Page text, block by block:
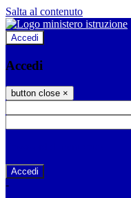
Salta al contenuto
Accedi
Accedi
button close ×
-